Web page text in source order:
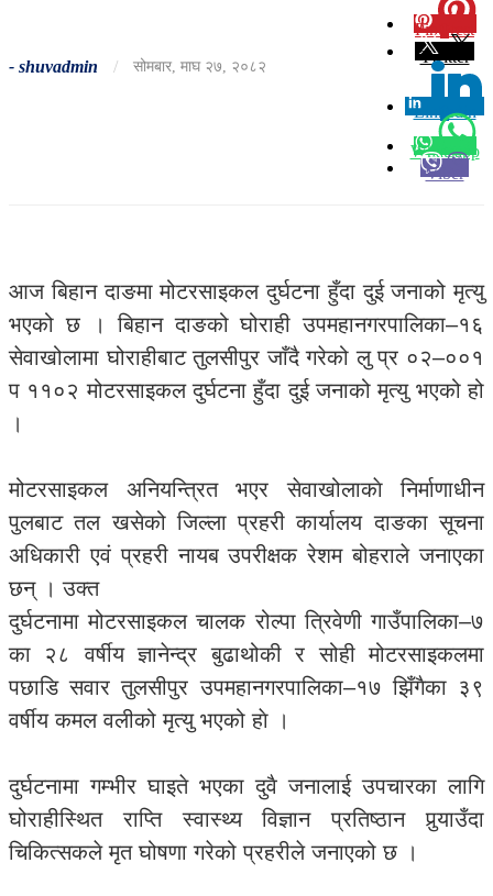
- shuvadmin / सोमबार, माघ २७, २०८२
Pinterest
Twitter
Linkedin
0
Whatsapp
Viber
आज बिहान दाङमा मोटरसाइकल दुर्घटना हुँदा दुई जनाको मृत्यु
भएको छ । बिहान दाङको घोराही उपमहानगरपालिका–१६
सेवाखोलामा घोराहीबाट तुलसीपुर जाँदै गरेको लु प्र ०२–००१
प ११०२ मोटरसाइकल दुर्घटना हुँदा दुई जनाको मृत्यु भएको हो
।
मोटरसाइकल अनियन्त्रित भएर सेवाखोलाकाे निर्माणाधीन
पुलबाट तल खसेको जिल्ला प्रहरी कार्यालय दाङका सूचना
अधिकारी एवं प्रहरी नायब उपरीक्षक रेशम बोहराले जनाएका
छन् । उक्त
दुर्घटनामा मोटरसाइकल चालक रोल्पा त्रिवेणी गाउँपालिका–७
का २८ वर्षीय ज्ञानेन्द्र बुढाथोकी र सोही मोटरसाइकलमा
पछाडि सवार तुलसीपुर उपमहानगरपालिका–१७ झिँगैका ३९
वर्षीय कमल वलीको मृत्यु भएको हाे ।
दुर्घटनामा गम्भीर घाइते भएका दुवै जनालाई उपचारका लागि
घोराहीस्थित राप्ति स्वास्थ्य विज्ञान प्रतिष्ठान पुर्‍याउँदा
चिकित्सकले मृत घोषणा गरेको प्रहरीले जनाएको छ ।